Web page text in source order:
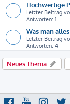
Hochwertige
Letzter Beitrag
Antworten: 1
Was man
Letzter Beitrag
Antworten: 4
Neues Thema